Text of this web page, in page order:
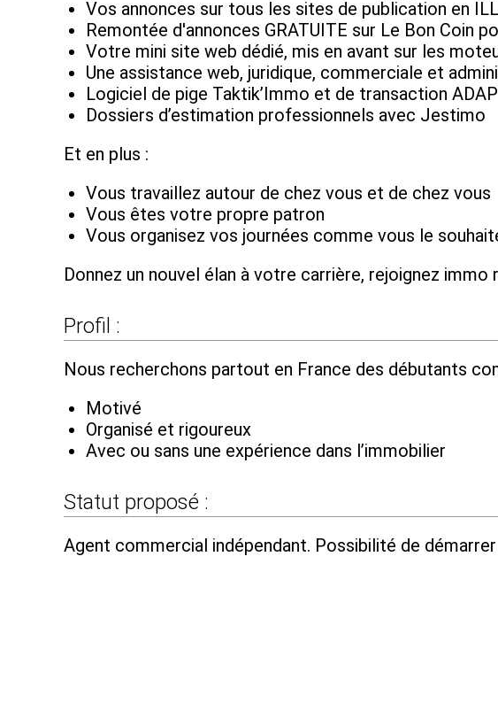
Vos annonces sur tous les sites de publication en
Remontée d'annonces GRATUITE sur Le Bon Coin
Votre mini site web dédié, mis en avant sur les
Une assistance web, juridique, commerciale et
Logiciel de pige Taktik’Immo et de transaction
Dossiers d’estimation professionnels avec Jestimo
Et en plus :
Vous travaillez autour de chez vous et de chez vous
Vous êtes votre propre patron
Vous organisez vos journées comme vous le
Donnez un nouvel élan à votre carrière, rejoignez immo
Profil :
Nous recherchons partout en France des débutants
Motivé
Organisé et rigoureux
Avec ou sans une expérience dans l’immobilier
Statut proposé :
Agent commercial indépendant. Possibilité de